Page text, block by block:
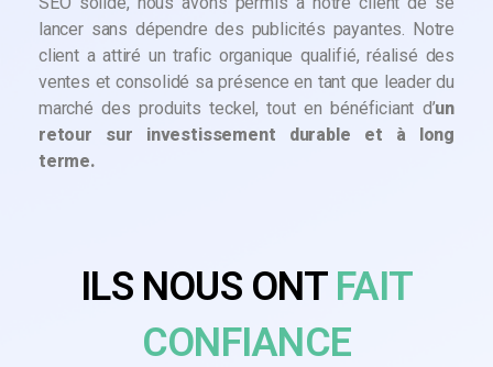
lancer sans dépendre des publicités payantes. Notre
client a attiré un trafic organique qualifié, réalisé des
ventes et consolidé sa présence en tant que leader du
marché des produits teckel, tout en bénéficiant d’un
retour sur investissement durable et à long
terme.
ILS NOUS ONT FAIT
CONFIANCE